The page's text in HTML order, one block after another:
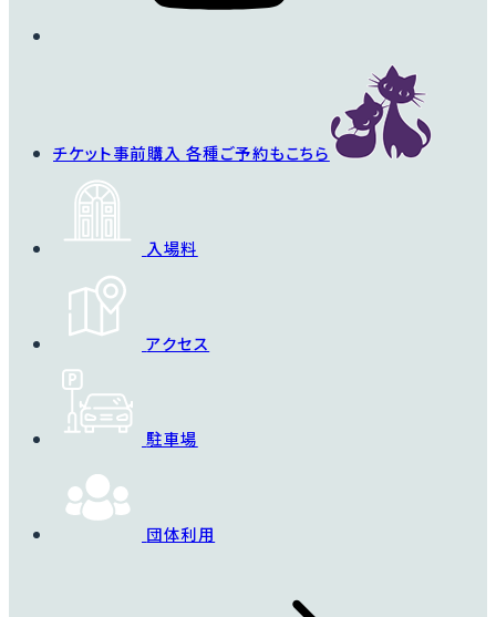
チケット事前購入 各種ご予約もこちら
入場料
アクセス
駐車場
団体利用